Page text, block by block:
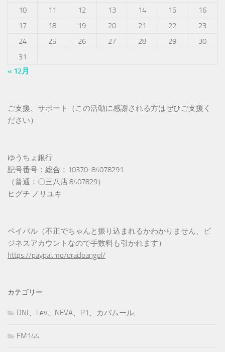
10
11 12 13 14 15
16
17
18 19 20 21 22
23
24
25 26 27 28 29
30
31
« 12月
ご支援、サポート（この活動に感謝される方はぜひご支援く
ださい）
ゆうちょ銀行
記号番号：総合：10370-84078291
（普通：〇三八店 8407829）
ヒグチ ノリユキ
ペイパル（不正でちゃんと振り込まれるかわかりません、ビ
ジネスアカウントなので手数料も引かれます）
https://paypal.me/oracleangel/
カテゴリー
DNI、Lev、NEVA、P1、カバムール,
FM144